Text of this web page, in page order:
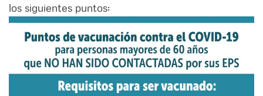
los siguientes puntos: